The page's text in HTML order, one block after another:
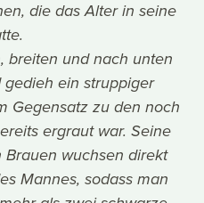
die das Alter in seine
breiten und nach unten
ein struppiger
Gegensatz zu den noch
ergraut war. Seine
Brauen wuchsen direkt
Mannes, sodass man